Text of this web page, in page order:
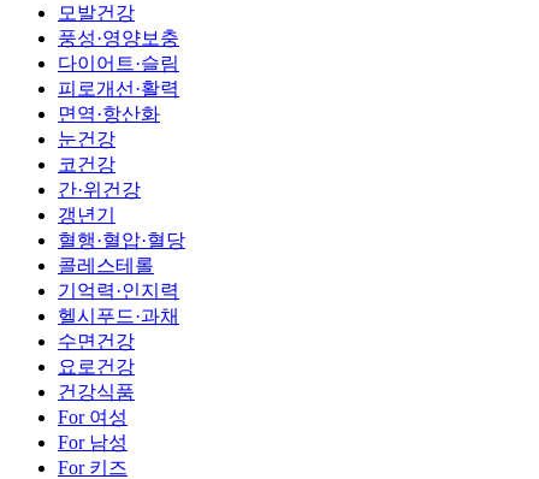
모발건강
풍성·영양보충
다이어트·슬림
피로개선·활력
면역·항산화
눈건강
코건강
간·위건강
갱년기
혈행·혈압·혈당
콜레스테롤
기억력·인지력
헬시푸드·과채
수면건강
요로건강
건강식품
For 여성
For 남성
For 키즈